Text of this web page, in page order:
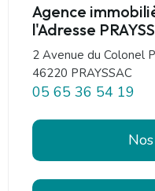
Agence
l'Adresse
2 Avenue du Colonel
46220 PRAYSSAC
05 65 36 54 19